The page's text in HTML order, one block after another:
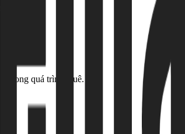
trong quá trình thuê.